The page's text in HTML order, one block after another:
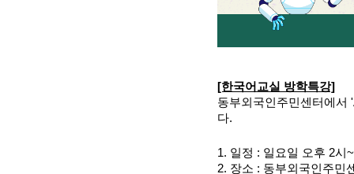
[한국어교실 방학특강]
동부외국인주민센터에서
다.
1. 일정 : 일요일 오후 2시
2. 장소 : 동부외국인주민